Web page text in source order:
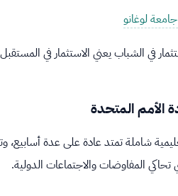
لوغانو
في الشباب يعني الاستثمار في
الأمم المتحدة
شاملة تمتد عادة على عدة أسابيع،
تحاكي المفاوضات والاجتماعات الدولية.